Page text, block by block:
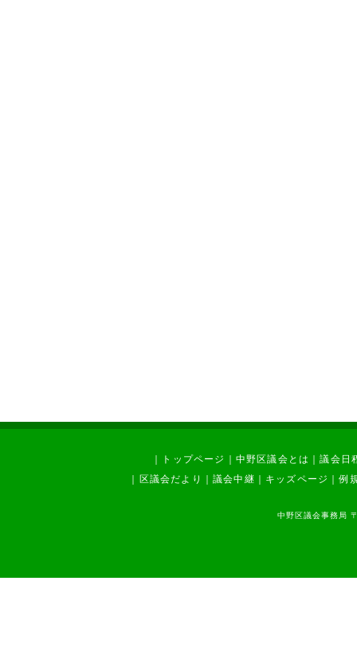
トップページ 中野区議会とは ｜議会日
区議会だより ｜議会中継 キッズページ ｜例
中野区議会事務局